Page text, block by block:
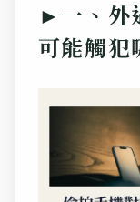
►一、外
可能觸犯